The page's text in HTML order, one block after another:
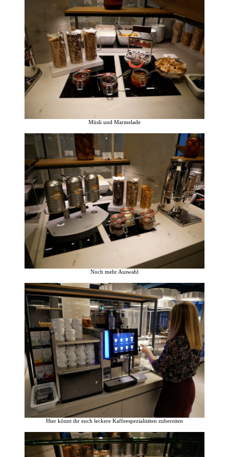
Müsli und Marmelade
Noch mehr Auswahl
Hier könnt ihr euch leckere Kaffeespezialitäten zubereiten